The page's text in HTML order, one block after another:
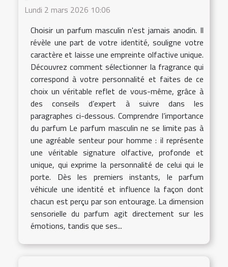
Lundi 2 mars 2026 10:06
Choisir un parfum masculin n'est jamais anodin. Il
révèle une part de votre identité, souligne votre
caractère et laisse une empreinte olfactive unique.
Découvrez comment sélectionner la fragrance qui
correspond à votre personnalité et faites de ce
choix un véritable reflet de vous-même, grâce à
des conseils d’expert à suivre dans les
paragraphes ci-dessous. Comprendre l’importance
du parfum Le parfum masculin ne se limite pas à
une agréable senteur pour homme : il représente
une véritable signature olfactive, profonde et
unique, qui exprime la personnalité de celui qui le
porte. Dès les premiers instants, le parfum
véhicule une identité et influence la façon dont
chacun est perçu par son entourage. La dimension
sensorielle du parfum agit directement sur les
émotions, tandis que ses...